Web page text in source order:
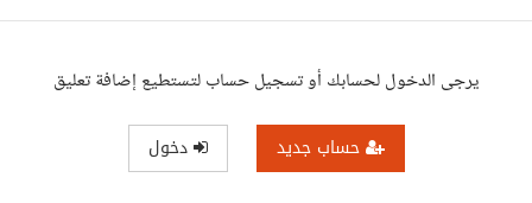
يرجى الدخول لحسابك أو تسجيل حساب لتستطيع إضافة تعليق
حساب جديد دخول